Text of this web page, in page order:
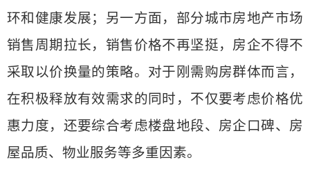
环和健康发展；另一方面，部分城市房地产市场
销售周期拉长，销售价格不再坚挺，房企不得不
采取以价换量的策略。对于刚需购房群体而言，
在积极释放有效需求的同时，不仅要考虑价格优
惠力度，还要综合考虑楼盘地段、房企口碑、房
屋品质、物业服务等多重因素。